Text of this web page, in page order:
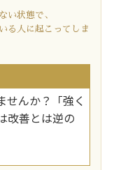
い状態で、
る人に起こってしま
せんか？「強く
改善とは逆の